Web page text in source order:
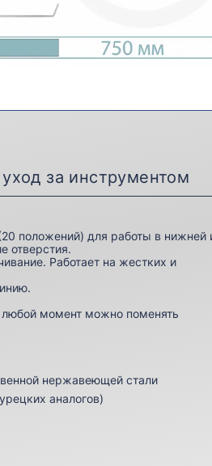
за инструментом
положений) для работы в нижней
отверстия.
Работает на жестких и
момент можно поменять
нержавеющей стали
аналогов)